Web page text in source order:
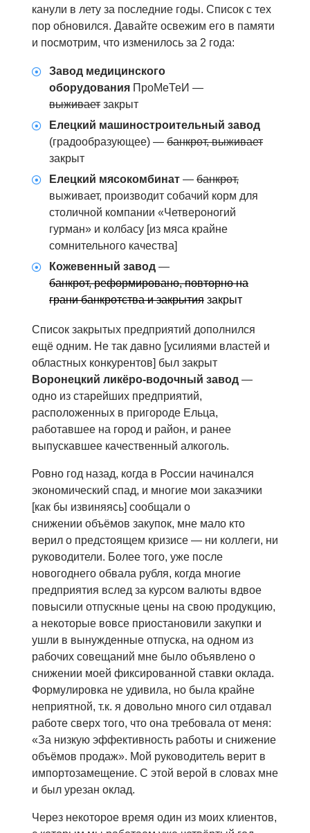
канули в лету за последние годы. Список с тех
пор обновился. Давайте освежим его в памяти
и посмотрим, что изменилось за 2 года:
Завод медицинского
оборудования ПроМеТеИ —
выживает закрыт
Елецкий машиностроительный завод
(градообразующее) — банкрот, выживает
закрыт
Елецкий мясокомбинат — банкрот,
выживает, производит собачий корм для
столичной компании «Четвероногий
гурман» и колбасу [из мяса крайне
сомнительного качества]
Кожевенный завод —
банкрот, реформировано, повторно на
грани банкротства и закрытия закрыт
Список закрытых предприятий дополнился
ещё одним. Не так давно [усилиями властей и
областных конкурентов] был закрыт
Воронецкий ликёро-водочный завод —
одно из старейших предприятий,
расположенных в пригороде Ельца,
работавшее на город и район, и ранее
выпускавшее качественный алкоголь.
Ровно год назад, когда в России начинался
экономический спад, и многие мои заказчики
[как бы извиняясь] сообщали о
снижении объёмов закупок, мне мало кто
верил о предстоящем кризисе — ни коллеги, ни
руководители. Более того, уже после
новогоднего обвала рубля, когда многие
предприятия вслед за курсом валюты вдвое
повысили отпускные цены на свою продукцию,
а некоторые вовсе приостановили закупки и
ушли в вынужденные отпуска, на одном из
рабочих совещаний мне было объявлено о
снижении моей фиксированной ставки оклада.
Формулировка не удивила, но была крайне
неприятной, т.к. я довольно много сил отдавал
работе сверх того, что она требовала от меня:
«За низкую эффективность работы и снижение
объёмов продаж». Мой руководитель верит в
импортозамещение. С этой верой в словах мне
и был урезан оклад.
Через некоторое время один из моих клиентов,